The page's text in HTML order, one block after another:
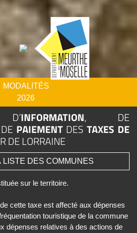
MODALITÉS
2026
D’INFORMATION, DE
PAIEMENTDESTAXES DE
DE LORRAINE
LISTE DES COMMUNES
sur le territoire.
cette taxe est affecté aux dépenses
touristique de la commune
dépenses relatives à des actions de